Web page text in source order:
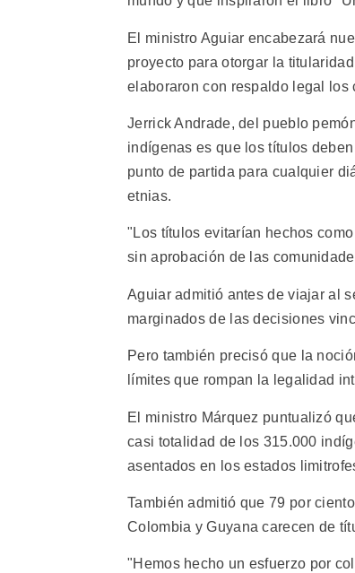
El ministro Aguiar encabezará
proyecto para otorgar la
elaboraron con respaldo legal los
Jerrick Andrade, del pueblo
indígenas es que los títulos
punto de partida para cualquier
etnias.
"Los títulos evitarían hechos
sin aprobación de las
Aguiar admitió antes de viajar al
marginados de las decisiones
Pero también precisó que la
límites que rompan la legalidad
El ministro Márquez puntualizó
casi totalidad de los 315.000
asentados en los estados
También admitió que 79 por
Colombia y Guyana carecen de
"Hemos hecho un esfuerzo por